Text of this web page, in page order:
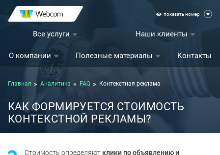
показать номер
Все услуги Наши клиенты
О компании Полезные материалы Контакты
Главная Аналитика FAQ Контекстная реклама
КАК ФОРМИРУЕТСЯ СТОИМОСТЬ
КОНТЕКСТНОЙ РЕКЛАМЫ?
Стоимость определяют клики по объявлению и